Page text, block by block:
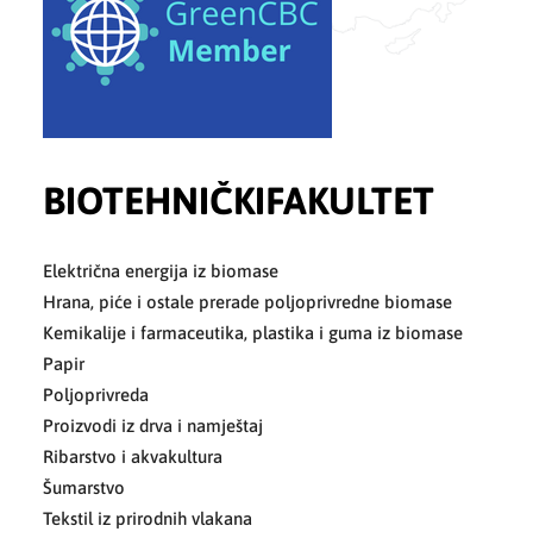
BIOTEHNIČKIFAKULTET
Električna energija iz biomase
Hrana, piće i ostale prerade poljoprivredne biomase
Kemikalije i farmaceutika, plastika i guma iz biomase
Papir
Poljoprivreda
Proizvodi iz drva i namještaj
Ribarstvo i akvakultura
Šumarstvo
Tekstil iz prirodnih vlakana